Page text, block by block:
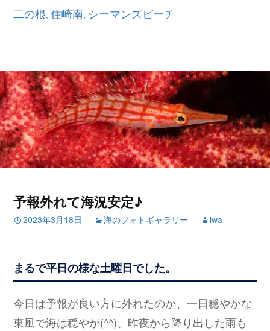
二の根,住崎南, シーマンズビーチ
予報外れて海況安定♪
2023年3月18日 海のフォトギャラリー iwa
まるで平日の様な土曜日でした。
今日は予報が良い方に外れたのか、一日穏やかな
東風で海は穏やか(^^)、昨夜から降り出した雨も